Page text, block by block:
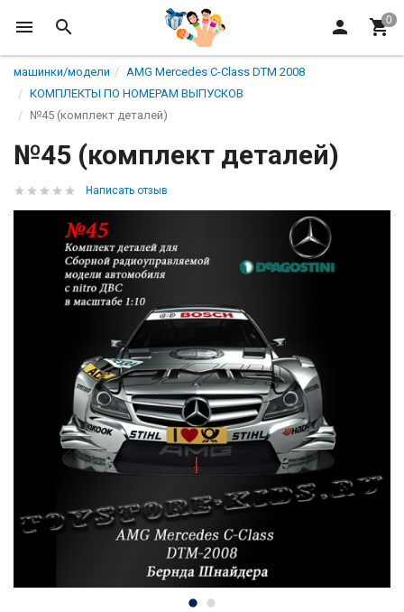
машинки/модели
AMG Mercedes C-Class DTM 2008
КОМПЛЕКТЫ ПО НОМЕРАМ ВЫПУСКОВ
№45 (комплект деталей)
№45 (комплект деталей)
Написать отзыв